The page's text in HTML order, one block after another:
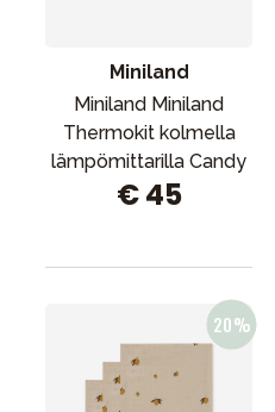
Miniland
Miniland Miniland
Thermokit kolmella
lämpömittarilla Candy
€ 45